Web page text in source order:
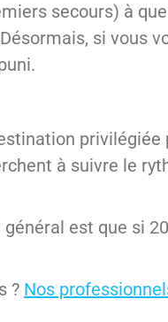
secours) à
si vous
privilégiée
à suivre le
est que si
? Nos